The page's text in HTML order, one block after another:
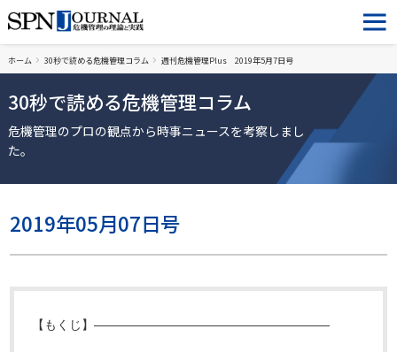
ホーム 30秒で読める危機管理コラム 週刊危機管理Plus 2019年5月7日号
30秒で読める危機管理コラム
危機管理のプロの観点から時事ニュースを考察しまし
た。
2019年05月07日号
【もくじ】―――――――――――――――――――